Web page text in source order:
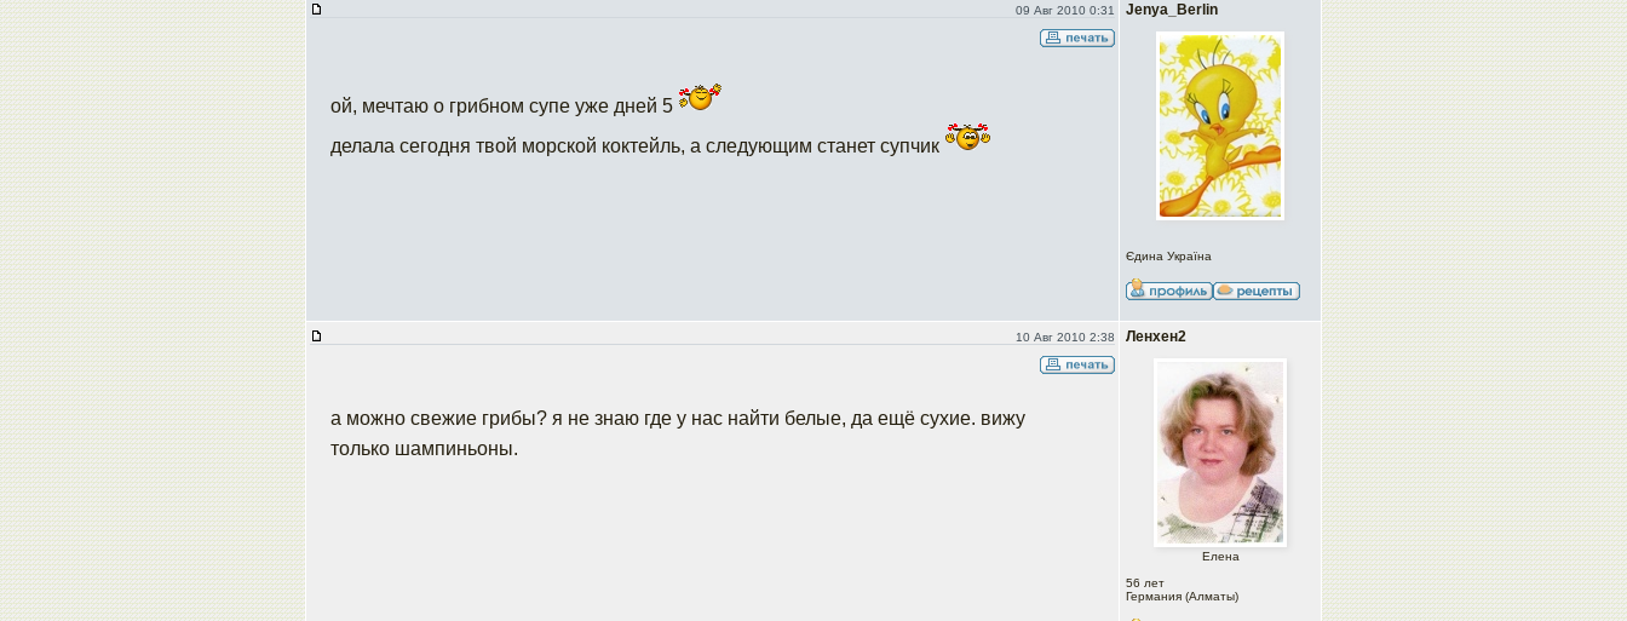
09 Авг 2010 0:31 Jenya_Berlin
Єдина Україна
ой, мечтаю о грибном супе уже дней 5
делала сегодня твой морской коктейль, а следующим станет супчик
10 Авг 2010 2:38 Ленхен2
Елена
56 лет
Германия (Алматы)
а можно свежие грибы? я не знаю где у нас найти белые, да ещё сухие. вижу
только шампиньоны.